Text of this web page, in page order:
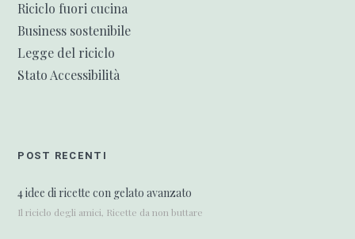
Riciclo fuori cucina
Business sostenibile
Legge del riciclo
Stato Accessibilità
POST RECENTI
4 idee di ricette con gelato avanzato
Il riciclo degli amici, Ricette da non buttare